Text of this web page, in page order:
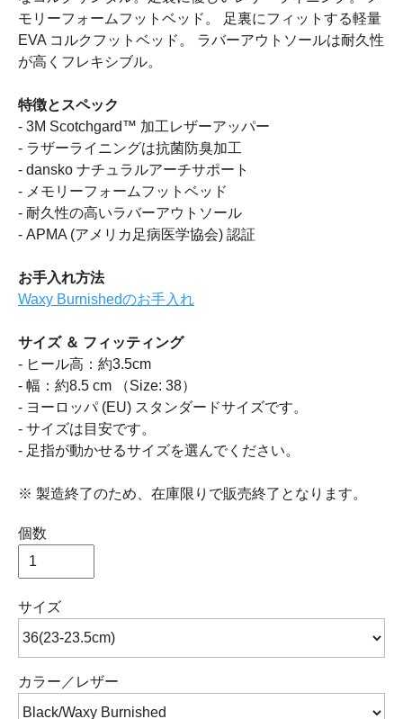
モリーフォームフットベッド。 足裏にフィットする軽量
EVA コルクフットベッド。 ラバーアウトソールは耐久性
が高くフレキシブル。
特徴とスペック
- 3M Scotchgard™ 加工レザーアッパー
- ラザーライニングは抗菌防臭加工
- dansko ナチュラルアーチサポート
- メモリーフォームフットベッド
- 耐久性の高いラバーアウトソール
- APMA (アメリカ足病医学協会) 認証
お手入れ方法
Waxy Burnishedのお手入れ
サイズ ＆ フィッティング
- ヒール高：約3.5cm
- 幅：約8.5 cm （Size: 38）
- ヨーロッパ (EU) スタンダードサイズです。
- サイズは目安です。
- 足指が動かせるサイズを選んでください。
※ 製造終了のため、在庫限りで販売終了となります。
個数
サイズ
カラー／レザー